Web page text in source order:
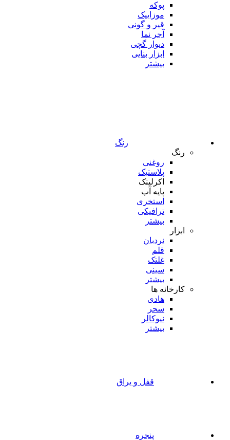
پوکه
موزاییک
قیر و گونی
آجر نما
دیوار گچی
ابزار بنایی
بیشتر
رنگ
رنگ
روغنی
پلاستیک
اکرلینک
پایه آب
استخری
ترافیکی
بیشتر
ابزار
نردبان
قلم
غلتک
سینی
بیشتر
کارخانه ها
هادی
سحر
نیوکالر
بیشتر
قفل و یراق
پنجره